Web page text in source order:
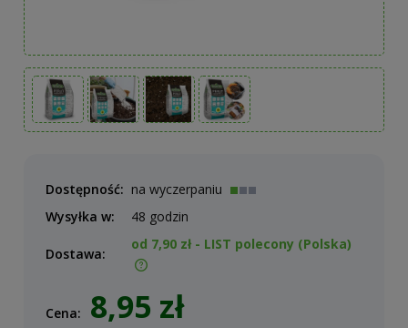
Dostępność: na wyczerpaniu
Wysyłka w:
48 godzin
Dostawa:
od 7,90 zł - LIST polecony (Polska)
Cena: 8,95 zł